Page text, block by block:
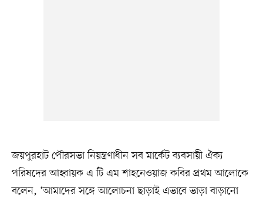
জয়পুরহাট পৌরসভা নিয়ন্ত্রণাধীন সব মার্কেট ব্যবসায়ী ঐক্য
পরিষদের আহ্বায়ক এ টি এম শাহনেওয়াজ কবির প্রথম আলোকে
বলেন, ‘আমাদের সঙ্গে আলোচনা ছাড়াই এভাবে ভাড়া বাড়ানো